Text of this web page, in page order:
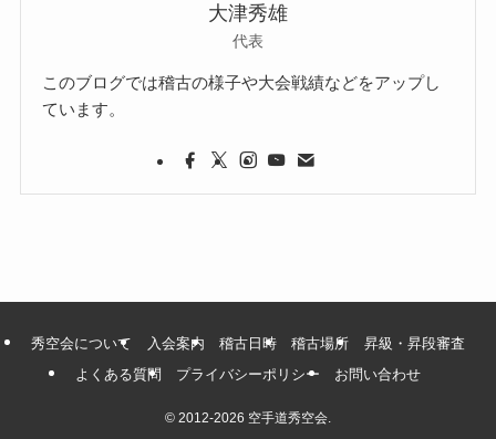
大津秀雄
代表
このブログでは稽古の様子や大会戦績などをアップし
ています。
秀空会について 入会案内 稽古日時 稽古場所
昇級・昇段審査
よくある質問
プライバシーポリシー お問い合わせ
© 2012-2026 空手道秀空会.